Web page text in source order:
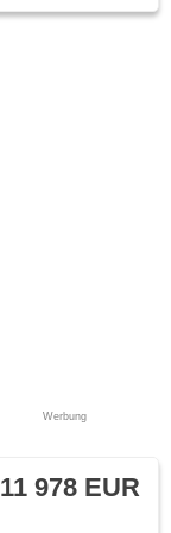
Werbung
11 978 EUR